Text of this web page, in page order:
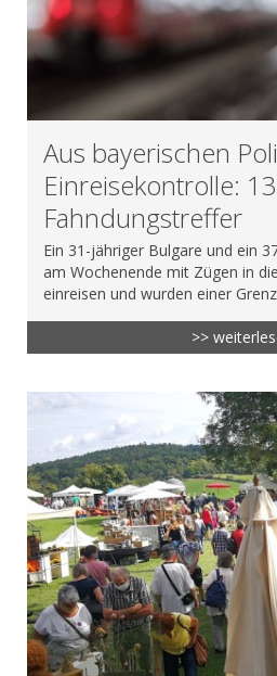
Aus bayerischen
Einreisekontrolle: 13
Fahndungstreffer
Ein 31-jähriger Bulgare und ein
am Wochenende mit Zügen in
einreisen und wurden einer
>>